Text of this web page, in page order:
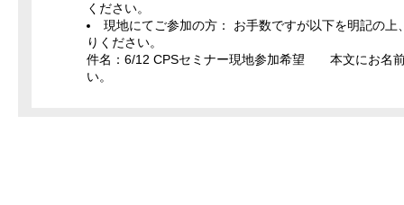
ください。
現地にてご参加の方： お手数ですが以下を明記の
りください。
件名：6/12 CPSセミナー現地参加希望 本文にお名
い。